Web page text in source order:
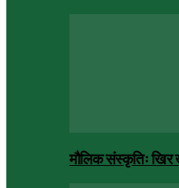
मौलिक संस्कृतिः खिर